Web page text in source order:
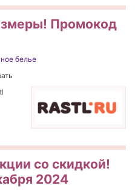
Промокод
белье
со скидкой!
2024